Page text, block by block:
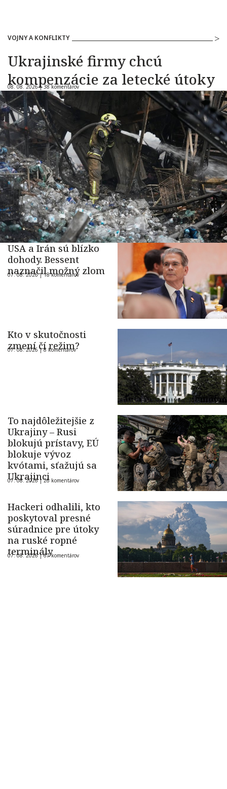
VOJNY A KONFLIKTY
Ukrajinské firmy chcú
kompenzácie za letecké útoky
08. 08. 2026 |38 komentárov
USA a Irán sú blízko
dohody. Bessent
naznačil možný zlom
07. 08. 2026 |18 komentárov
Kto v skutočnosti
zmení čí režim?
07. 08. 2026 |8 komentárov
To najdôležitejšie z
Ukrajiny – Rusi
blokujú prístavy, EÚ
blokuje vývoz
kvótami, sťažujú sa
Ukrajinci
07. 08. 2026 |26 komentárov
Hackeri odhalili, kto
poskytoval presné
súradnice pre útoky
na ruské ropné
terminály
07. 08. 2026 |67 komentárov